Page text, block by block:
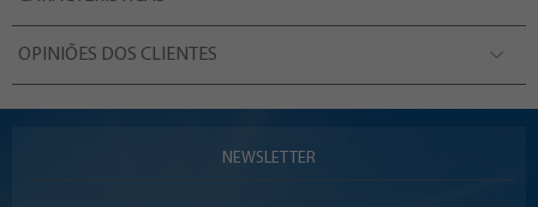
OPINIÕES DOS CLIENTES
NEWSLETTER